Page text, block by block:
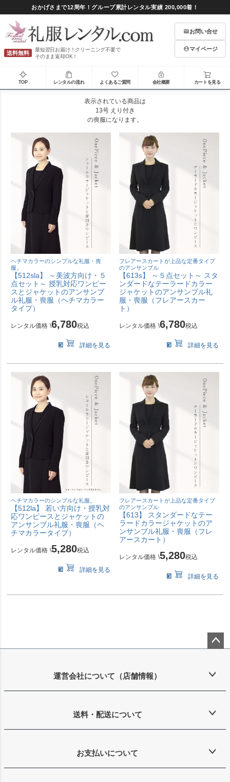
おかげさまで12周年！グループ累計レンタル実績 200,000着！
送料無料
最短翌日お届け！クリーニング不要で
そのまま返却OK！
お問い合せ
マイページ
TOP レンタルの流れ よくあるご質問 会社概要 カートを見る
表示されている商品は
13号 えり付き
の喪服になります。
ヘチマカラーのシンプルな礼服・喪
服。
【512sla】 ～美波方向け・５
点セット～ 授乳対応ワンピー
スとジャケットのアンサンブ
ル礼服・喪服（ヘチマカラー
タイプ）
レンタル価格 \6,780税込
詳細を見る
フレアースカートが上品な定番タイプ
のアンサンブル
【613s】 ～５点セット～ スタ
ンダードなテーラードカラー
ジャケットのアンサンブル礼
服・喪服（フレアースカー
ト）
レンタル価格 \6,780税込
詳細を見る
ヘチマカラーのシンプルな礼服。
【512la】 若い方向け・授乳対
応ワンピースとジャケットの
アンサンブル礼服・喪服（ヘ
チマカラータイプ）
レンタル価格 \5,280税込
詳細を見る
フレアースカートが上品な定番タイプ
のアンサンブル
【613】 スタンダードなテー
ラードカラージャケットのア
ンサンブル礼服・喪服（フレ
アースカート）
レンタル価格 \5,280税込
詳細を見る
ップ
運営会社について（店舗情報）
送料・配送について
お支払いについて